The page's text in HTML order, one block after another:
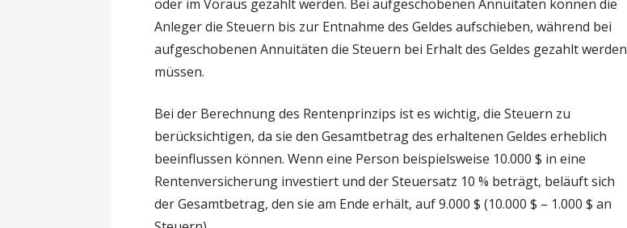
oder im Voraus gezahlt werden. Bei aufgeschobenen Annuitäten können die
Anleger die Steuern bis zur Entnahme des Geldes aufschieben, während bei
aufgeschobenen Annuitäten die Steuern bei Erhalt des Geldes gezahlt werden
müssen.
Bei der Berechnung des Rentenprinzips ist es wichtig, die Steuern zu
berücksichtigen, da sie den Gesamtbetrag des erhaltenen Geldes erheblich
beeinflussen können. Wenn eine Person beispielsweise 10.000 $ in eine
Rentenversicherung investiert und der Steuersatz 10 % beträgt, beläuft sich
der Gesamtbetrag, den sie am Ende erhält, auf 9.000 $ (10.000 $ – 1.000 $ an